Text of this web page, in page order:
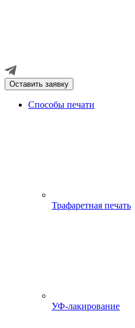
Оставить заявку
Способы печати
Трафаретная печать
УФ-лакирование